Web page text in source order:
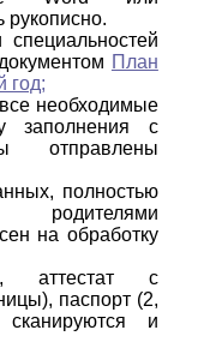
рукописно.
План
год;
необходимые
заполнения с
отправлены
полностью
на обработку
аттестат с
паспорт (2,
и